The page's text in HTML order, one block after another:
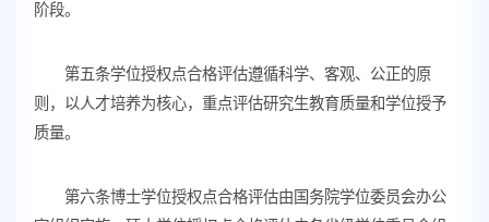
阶段。
第五条学位授权点合格评估遵循科学、客观、公正的原
则，以人才培养为核心，重点评估研究生教育质量和学位授予
质量。
第六条博士学位授权点合格评估由国务院学位委员会办公